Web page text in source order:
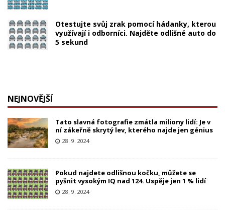
Otestujte svůj zrak pomocí hádanky, kterou
využívají i odborníci. Najděte odlišné auto do
5 sekund
NEJNOVĚJŠÍ
Tato slavná fotografie zmátla miliony lidí: Je v
ní zákeřně skrytý lev, kterého najde jen génius
28. 9. 2024
Pokud najdete odlišnou kočku, můžete se
pyšnit vysokým IQ nad 124. Uspěje jen 1 % lidí
28. 9. 2024